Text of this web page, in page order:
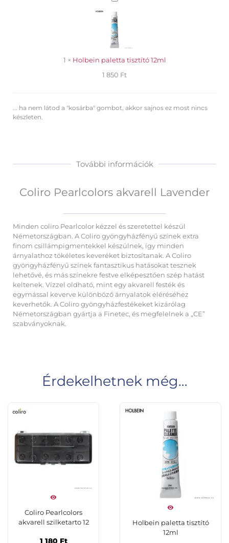
tisztító
12ml
1 × Holbein paletta tisztító 12ml
1 850 Ft
... ha nem látod a "kosárba" gombot, akkor sajnos ez most nincs
készleten.
További információk
Coliro Pearlcolors akvarell Lavender
Minden coliro Pearlcolor kézzel és szeretettel készül
Németországban. A Coliro gyöngyházfényű színek extra
finom csillámpigmentekkel készülnek, így minden
árnyalathoz tökéletes keveréket biztosítanak. A Coliro
gyöngyházfényű színek fantasztikus hatásokat tesznek
lehetővé, és más színekre festve elképesztően szép hatást
keltenek. Vízzel oldható, mint egy akvarell festék és
egymással keverve különböző árnyalatok eléréséhez
keverhetők. A Coliro gyöngyházfestékeket kizárólag
Németországban gyártja a Finetec, és megfelelnek a „CE”
szabványoknak.
Érdekelhetnek még…
Coliro Pearlcolors
akvarell szilketarto 12
1 180 Ft
Holbein paletta tisztító
12ml